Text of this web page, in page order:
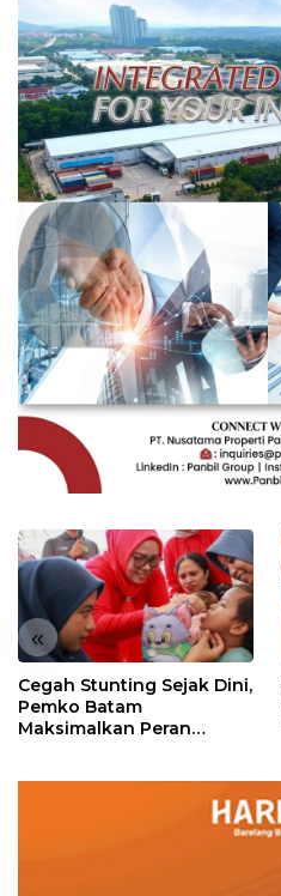
«
Cegah Stunting Sejak Dini,
Pemko Batam
Maksimalkan Peran